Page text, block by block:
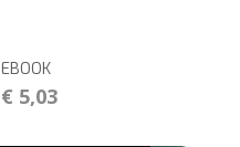
EBOOK
€ 5,03